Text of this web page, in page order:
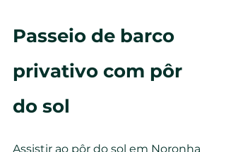
Passeio de barco
privativo com pôr
do sol
Assistir ao pôr do sol em Noronha